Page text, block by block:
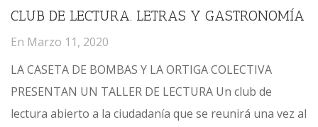
CLUB DE LECTURA. LETRAS Y GASTRONOMÍA
En Marzo 11, 2020
LA CASETA DE BOMBAS Y LA ORTIGA COLECTIVA
PRESENTAN UN TALLER DE LECTURA Un club de
lectura abierto a la ciudadanía que se reunirá una vez al